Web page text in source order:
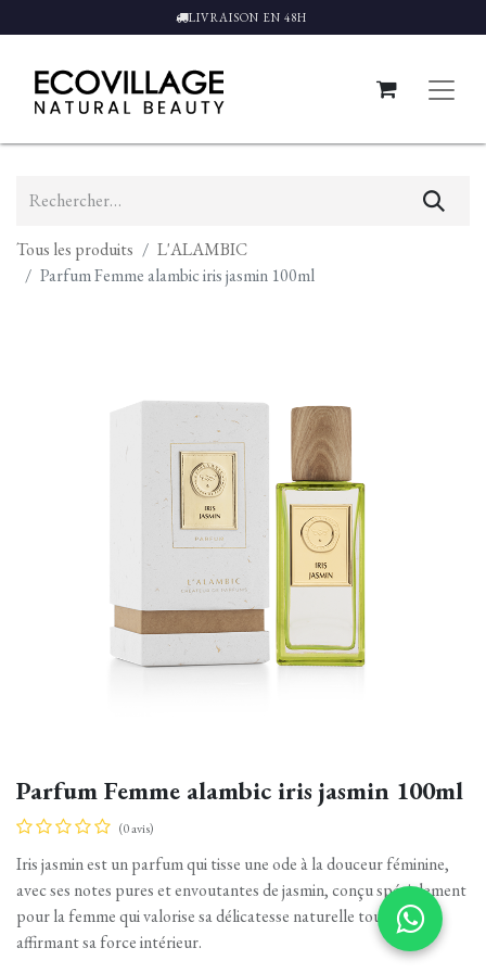
LIVRAISON EN 48H
Tous les produits
L'ALAMBIC
Parfum Femme alambic iris jasmin 100ml
Parfum Femme alambic iris jasmin 100ml
(0 avis)
Iris jasmin est un parfum qui tisse une ode à la douceur féminine,
avec ses notes pures et envoutantes de jasmin, conçu spécialement
pour la femme qui valorise sa délicatesse naturelle tout en
affirmant sa force intérieur.